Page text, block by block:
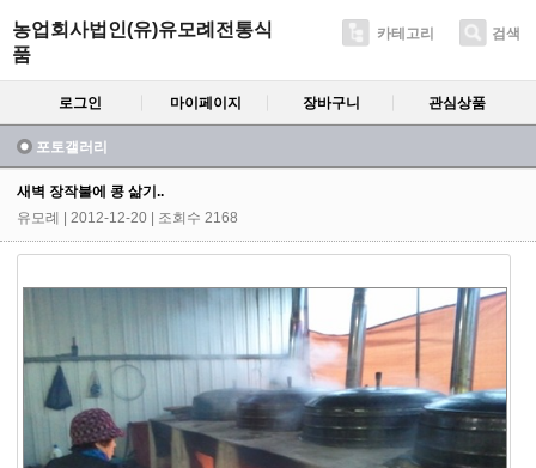
농업회사법인(유)유모례전통식
품
카테고리 검색
로그인 마이페이지 장바구니 관심상품
포토갤러리
새벽 장작불에 콩 삶기..
유모례 | 2012-12-20 | 조회수 2168